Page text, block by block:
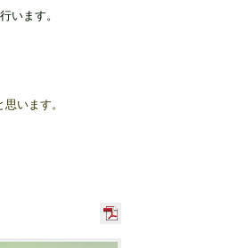
います。
います。